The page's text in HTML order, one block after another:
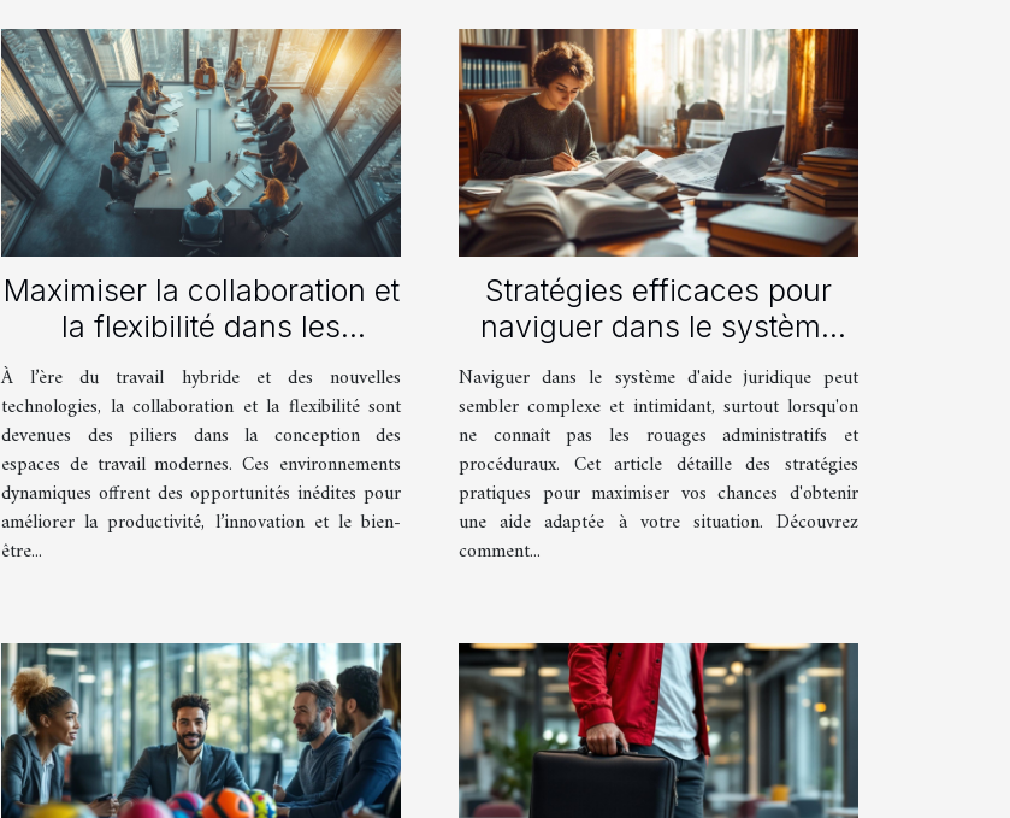
Maximiser la collaboration et
la flexibilité dans les
espaces de travail
modernes
À l’ère du travail hybride et des nouvelles
technologies, la collaboration et la flexibilité sont
devenues des piliers dans la conception des
espaces de travail modernes. Ces environnements
dynamiques offrent des opportunités inédites pour
améliorer la productivité, l’innovation et le bien-
être...
Stratégies efficaces pour
naviguer dans le système
d'aide juridique
Naviguer dans le système d'aide juridique peut
sembler complexe et intimidant, surtout lorsqu'on
ne connaît pas les rouages administratifs et
procéduraux. Cet article détaille des stratégies
pratiques pour maximiser vos chances d'obtenir
une aide adaptée à votre situation. Découvrez
comment...